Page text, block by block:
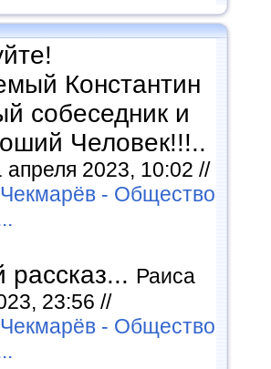
Константин
собеседник и
Человек!!!..
апреля 2023, 10:02 //
- Общество
Раиса
23:56 //
- Общество